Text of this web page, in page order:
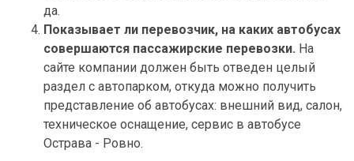
да.
Показывает ли перевозчик, на каких автобусах
совершаются пассажирские перевозки. На
сайте компании должен быть отведен целый
раздел с автопарком, откуда можно получить
представление об автобусах: внешний вид, салон,
техническое оснащение, сервис в автобусе
Острава - Ровно.